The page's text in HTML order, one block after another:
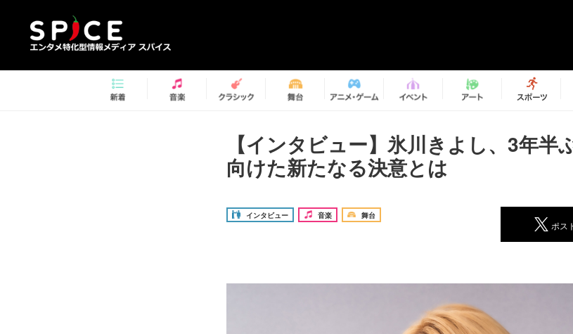
【インタビュー】氷川きよし、3年半
向けた新たなる決意とは
インタビュー 音楽 舞台
ポス